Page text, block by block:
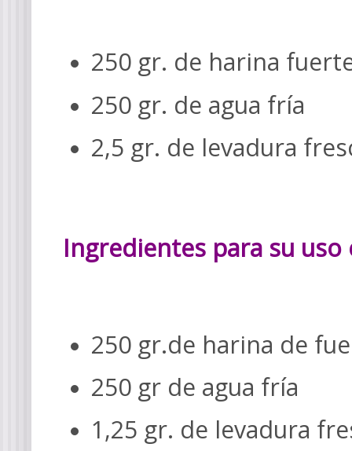
250 gr. de harina
250 gr. de agua fría
2,5 gr. de levadura
Ingredientes para su uso
250 gr.de harina de
250 gr de agua fría
1,25 gr. de levadura